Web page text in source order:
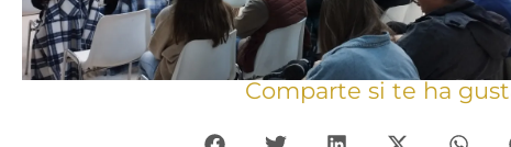
Comparte si te ha